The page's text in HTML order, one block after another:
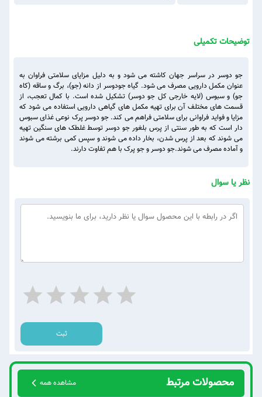
توضیحات تکمیلی
جو دوسر در سراسر جهان کاشته می شود و به دلیل مزایای سلامتی فراوان به
عنوان مکمل دارویی مصرف می شود. گیاه جودوسر از دانه (جو)، برگ و ساقه (کاه
جو) و سبوس (لایه خارجی کل جو دوسر) تشکیل شده است. با کمال تعجب، از
قسمت های مختلف آن برای تهیه مکمل های گیاهی دارویی استفاده می شود که
مزایا و فواید فراوانی برای سلامتی فراهم می کند. جو دوسر پرک نوعی غذای سبوس
دار است که به طور سنتی از پرس بلغور جو دوسر توسط غلطک های سنگین تهیه
می شوند که بعد از پرس شدن، بخار داده می شوند و سپس کمی برشته می شوند
و آماده مصرف می شوند.جو دوسر و جو پرک با هم تفاوت دارند.
نظر یا سوال
ثبت
محصولات مرتبط مشاهده همه